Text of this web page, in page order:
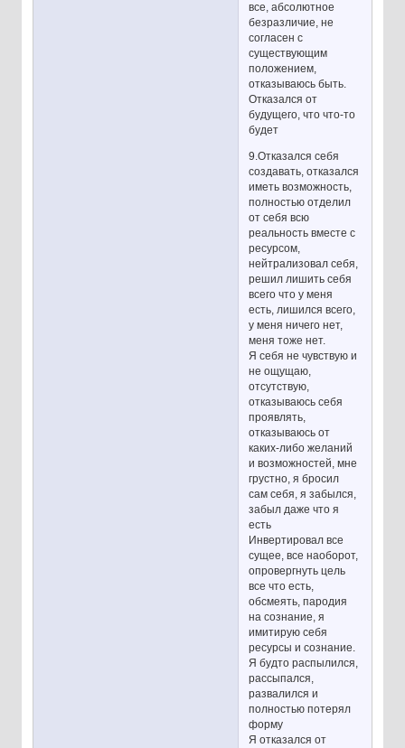
все, абсолютное
безразличие, не
согласен с
существующим
положением,
отказываюсь быть.
Отказался от
будущего, что что-то
будет
9.Отказался себя
создавать, отказался
иметь возможность,
полностью отделил
от себя всю
реальность вместе с
ресурсом,
нейтрализовал себя,
решил лишить себя
всего что у меня
есть, лишился всего,
у меня ничего нет,
меня тоже нет.
Я себя не чувствую и
не ощущаю,
отсутствую,
отказываюсь себя
проявлять,
отказываюсь от
каких-либо желаний
и возможностей, мне
грустно, я бросил
сам себя, я забылся,
забыл даже что я
есть
Инвертировал все
сущее, все наоборот,
опровергнуть цель
все что есть,
обсмеять, пародия
на сознание, я
имитирую себя
ресурсы и сознание.
Я будто распылился,
рассыпался,
развалился и
полностью потерял
форму
Я отказался от